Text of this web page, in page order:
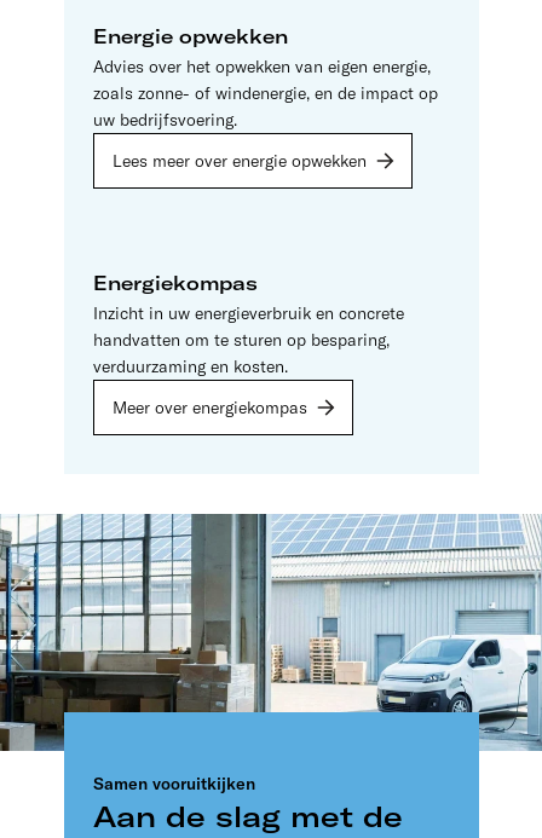
Energie opwekken
Advies over het opwekken van eigen energie,
zoals zonne- of windenergie, en de impact op
uw bedrijfsvoering.
Lees meer over energie opwekken
Energiekompas
Inzicht in uw energieverbruik en concrete
handvatten om te sturen op besparing,
verduurzaming en kosten.
Meer over energiekompas
Aan de slag met de
Samen vooruitkijken